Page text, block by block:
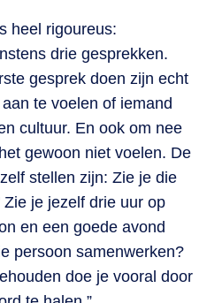
heel rigoureus:
drie gesprekken.
gesprek doen zijn echt
te voelen of iemand
cultuur. En ook om nee
gewoon niet voelen. De
stellen zijn: Zie je die
Zie je jezelf drie uur op
en een goede avond
persoon samenwerken?
doe je vooral door